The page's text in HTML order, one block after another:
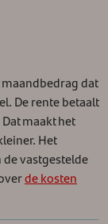
dat
De rente betaalt
maakt het
Het
vastgestelde
de kosten